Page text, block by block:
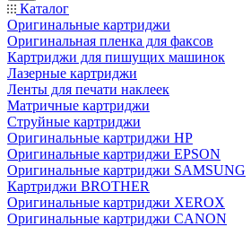
Каталог
Оригинальные картриджи
Оригинальная пленка для факсов
Картриджи для пишущих машинок
Лазерные картриджи
Ленты для печати наклеек
Матричные картриджи
Струйные картриджи
Оригинальные картриджи HP
Оригинальные картриджи EPSON
Оригинальные картриджи SAMSUNG
Картриджи BROTHER
Оригинальные картриджи XEROX
Оригинальные картриджи CANON